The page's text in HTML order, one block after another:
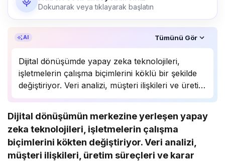
Dokunarak veya tıklayarak başlatın
AI Tümünü Gör
Dijital dönüşümde yapay zeka teknolojileri,
işletmelerin çalışma biçimlerini köklü bir şekilde
değiştiriyor. Veri analizi, müşteri ilişkileri ve üretim
süreçlerinde önemli bir rol oynayan yapay zeka,
Uzmanlar, bu teknolojinin önümüzdeki yıllarda
daha da yaygınlaşarak…
Dijital dönüşümün merkezine yerleşen yapay
zeka teknolojileri, işletmelerin çalışma
biçimlerini kökten değiştiriyor. Veri analizi,
müşteri ilişkileri, üretim süreçleri ve karar